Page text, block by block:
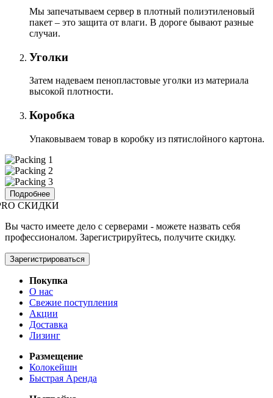
Мы запечатываем сервер в плотный полиэтиленовый
пакет – это защита от влаги. В дороге бывают разные
случаи.
Уголки
Затем надеваем пенопластовые уголки из материала
высокой плотности.
Коробка
Упаковываем товар в коробку из пятислойного картона.
Подробнее
СКИДКИ
Вы часто имеете дело с серверами - можете назвать себя
профессионалом. Зарегистрируйтесь, получите скидку.
Зарегистрироваться
Покупка
О нас
Свежие поступления
Акции
Доставка
Лизинг
Размещение
Колокейшн
Быстрая Аренда